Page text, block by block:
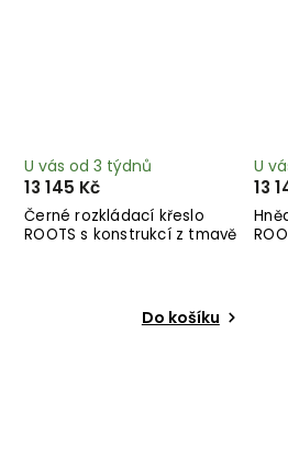
Černé rozkládací křeslo
ROOTS s konstrukcí z tmavě
U vás od 3 týdnů
13 145 Kč
Do košíku
U
13